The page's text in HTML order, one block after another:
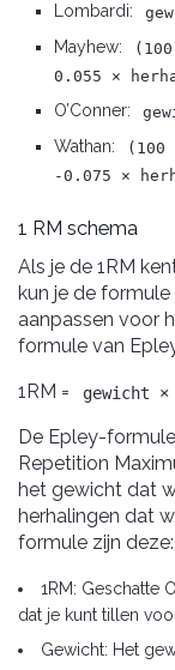
Lombardi:
Mayhew:
0.055 ×
O’Conner:
Wathan:
-0.075 ×
1 RM schema
Als je de 1RM
kun je de
aanpassen voor
formule van
1RM =
gewicht
De Epley-
Repetition
het gewicht dat
herhalingen dat
formule zijn deze:
1RM: Geschatte
dat je kunt tillen
Gewicht: Het